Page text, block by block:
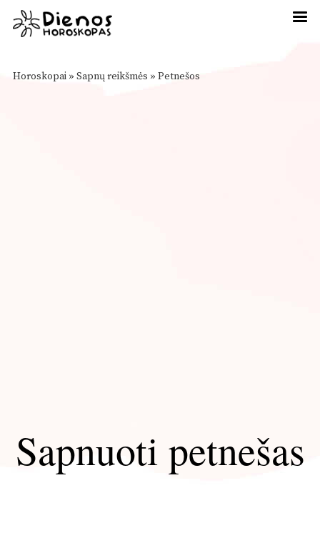
Horoskopai » Sapnų reikšmės » Petnešos
Sapnuoti petnešas